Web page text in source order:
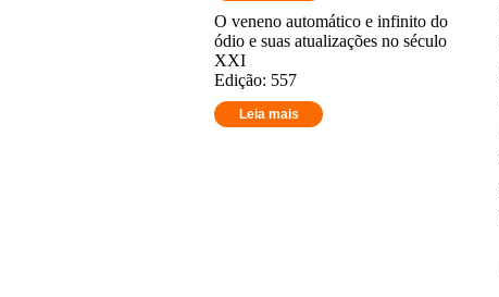
O veneno automático e infinito do
ódio e suas atualizações no século
XXI
Edição: 557
Leia mais